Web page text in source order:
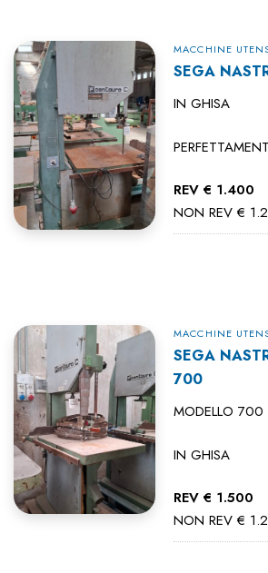
MACCHINE
SEGA
IN GHISA
REV € 1.400
NON REV €
MACCHINE
SEGA
700
MODELLO 700
IN GHISA
REV € 1.500
NON REV €